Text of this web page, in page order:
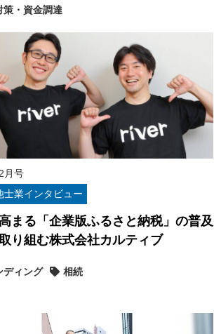
策・資金調達
月号
士業インタビュー
まる「企業版ふるさと納税」の普及
り組む株式会社カルティブ
ディング 相続